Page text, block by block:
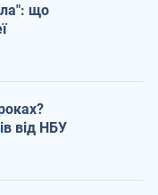
що
від НБУ